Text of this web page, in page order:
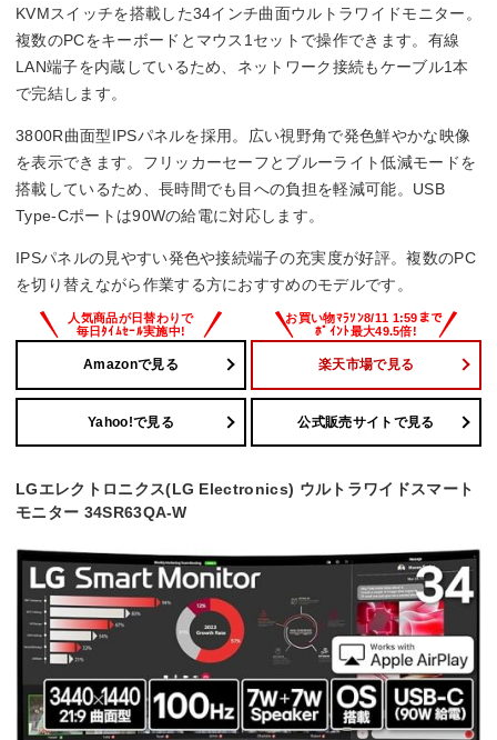
KVMスイッチを搭載した34インチ曲面ウルトラワイドモニター。
複数のPCをキーボードとマウス1セットで操作できます。有線
LAN端子を内蔵しているため、ネットワーク接続もケーブル1本
で完結します。
3800R曲面型IPSパネルを採用。広い視野角で発色鮮やかな映像
を表示できます。フリッカーセーフとブルーライト低減モードを
搭載しているため、長時間でも目への負担を軽減可能。USB
Type-Cポートは90Wの給電に対応します。
IPSパネルの見やすい発色や接続端子の充実度が好評。複数のPC
を切り替えながら作業する方におすすめのモデルです。
Amazonで見る 楽天市場で見る
Yahoo!で見る 公式販売サイトで見る
LGエレクトロニクス(LG Electronics) ウルトラワイドスマート
モニター 34SR63QA-W